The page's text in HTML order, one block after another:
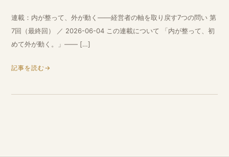
連載：内が整って、外が動く——経営者の軸を取り戻す7つの問い 第
7回（最終回） ／ 2026-06-04 この連載について 「内が整って、初
めて外が動く。」—— […]
記事を読む→